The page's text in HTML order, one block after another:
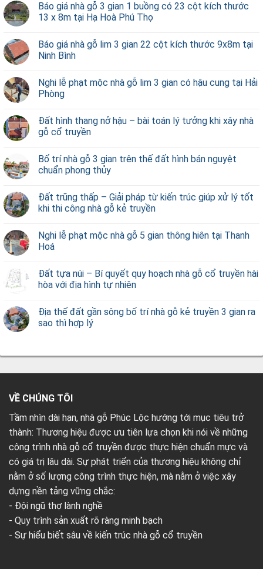
Báo giá nhà gỗ 3 gian 1 buồng có 23 cột kích thước
13 x 8m tại Hạ Hoà Phú Thọ
Báo giá nhà gỗ lim 3 gian 22 cột kích thước 9x8m tại
Ninh Bình
Nghi lễ phạt mộc nhà gỗ lim 3 gian có hậu cung tại Hải
Phòng
Đất hình thang nở hậu – bài toán lý tưởng khi xây nhà
gỗ cổ truyền
Bố trí nhà gỗ 3 gian trên thế đất hình bán nguyệt
chuẩn phong thủy
Đất trũng thấp – Giải pháp từ kiến trúc giúp xử lý tốt
khi thi công nhà gỗ kẻ truyền
Nghi lễ phạt mộc nhà gỗ 5 gian thông hiên tại Thanh
Hoá
Đất tựa núi – Bí quyết quy hoạch nhà gỗ cổ truyền hài
hòa với địa hình tự nhiên
Địa thế đất gần sông bố trí nhà gỗ kẻ truyền 3 gian ra
sao thì hợp lý
VỀ CHÚNG TÔI
Tầm nhìn dài hạn, nhà gỗ Phúc Lộc hướng tới mục tiêu trở
thành: Thương hiệu được ưu tiên lựa chọn khi nói về những
công trình nhà gỗ cổ truyền được thực hiện chuẩn mực và
có giá trị lâu dài. Sự phát triển của thương hiệu không chỉ
nằm ở số lượng công trình thực hiện, mà nằm ở việc xây
dựng nền tảng vững chắc:
- Đội ngũ thợ lành nghề
- Quy trình sản xuất rõ ràng minh bạch
- Sự hiểu biết sâu về kiến trúc nhà gỗ cổ truyền